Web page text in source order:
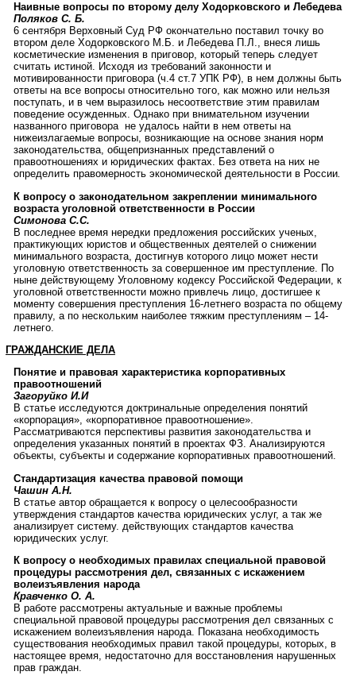
Наивные вопросы по второму делу Ходорковского и Лебедева
Поляков С. Б.
6 сентября Верховный Суд РФ окончательно поставил точку во
втором деле Ходорковского М.Б. и Лебедева П.Л., внеся лишь
косметические изменения в приговор, который теперь следует
считать истиной. Исходя из требований законности и
мотивированности приговора (ч.4 ст.7 УПК РФ), в нем должны быть
ответы на все вопросы относительно того, как можно или нельзя
поступать, и в чем выразилось несоответствие этим правилам
поведение осужденных. Однако при внимательном изучении
названного приговора не удалось найти в нем ответы на
нижеизлагаемые вопросы, возникающие на основе знания норм
законодательства, общепризнанных представлений о
правоотношениях и юридических фактах. Без ответа на них не
определить правомерность экономической деятельности в России.
К вопросу о законодательном закреплении минимального
возраста уголовной ответственности в России
Симонова С.С.
В последнее время нередки предложения российских ученых,
практикующих юристов и общественных деятелей о снижении
минимального возраста, достигнув которого лицо может нести
уголовную ответственность за совершенное им преступление. По
ныне действующему Уголовному кодексу Российской Федерации, к
уголовной ответственности можно привлечь лицо, достигшее к
моменту совершения преступления 16-летнего возраста по общему
правилу, а по нескольким наиболее тяжким преступлениям – 14-
летнего.
ГРАЖДАНСКИЕ ДЕЛА
Понятие и правовая характеристика корпоративных
правоотношений
Загоруйко И.И
В статье исследуются доктринальные определения понятий
«корпорация», «корпоративное правоотношение».
Рассматриваются перспективы развития законодательства и
определения указанных понятий в проектах ФЗ. Анализируются
объекты, субъекты и содержание корпоративных правоотношений.
Стандартизация качества правовой помощи
Чашин А.Н.
В статье автор обращается к вопросу о целесообразности
утверждения стандартов качества юридических услуг, а так же
анализирует систему. действующих стандартов качества
юридических услуг.
К вопросу о необходимых правилах специальной правовой
процедуры рассмотрения дел, связанных с искажением
волеизъявления народа
Кравченко О. А.
В работе рассмотрены актуальные и важные проблемы
специальной правовой процедуры рассмотрения дел связанных с
искажением волеизъявления народа. Показана необходимость
существования необходимых правил такой процедуры, которых, в
настоящее время, недостаточно для восстановления нарушенных
прав граждан.